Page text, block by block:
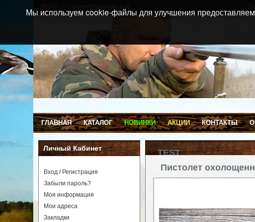
ГЛАВНАЯ КАТАЛОГ НОВИНКИ АКЦИИ КОНТАКТЫ
Личный Кабинет
Вход / Регистрация
Забыли пароль?
Моя информация
Мои адреса
Закладки
TEST
Главная
Оружие сигнальное (охолощенное)
Пистолет
Мы используем cookie-файлы для улучшения